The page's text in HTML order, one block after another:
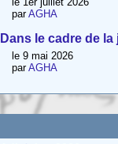
parAGHA
Dans le cadre de
le 9 mai 2026
parAGHA